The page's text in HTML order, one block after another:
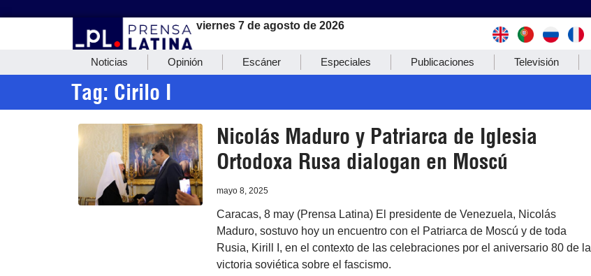
viernes 7 de agosto de 2026
Noticias Opinión Escáner Especiales Publicaciones Televisión
Tag: Cirilo I
Nicolás Maduro y Patriarca de Iglesia
Ortodoxa Rusa dialogan en Moscú
mayo 8, 2025
Caracas, 8 may (Prensa Latina) El presidente de Venezuela, Nicolás
Maduro, sostuvo hoy un encuentro con el Patriarca de Moscú y de toda
Rusia, Kirill I, en el contexto de las celebraciones por el aniversario 80 de la
victoria soviética sobre el fascismo.